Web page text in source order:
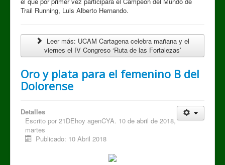
Trail Running, Luis Alberto Hernando.
Leer más: UCAM Cartagena celebra mañana y el
viernes el IV Congreso ‘Ruta de las Fortalezas’
Oro y plata para el femenino B del
Dolorense
Detalles
Escrito por 21DEhoy agenCYA. 10 de abril de 2018,
martes
Publicado: 10 Abril 2018